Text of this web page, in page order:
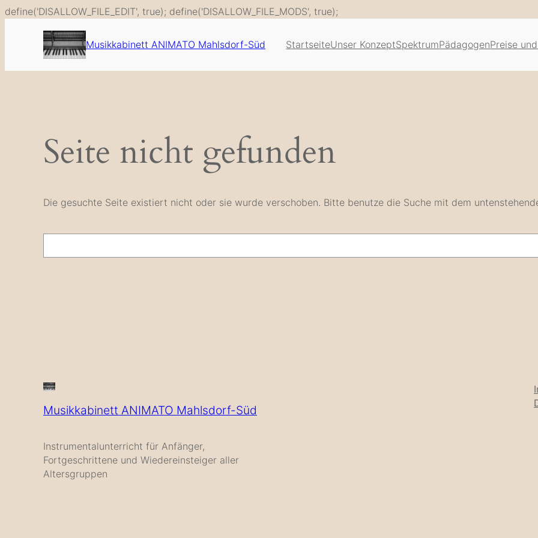
define('DISALLOW_FILE_EDIT', true); define('DISALLOW_FILE_MODS', true);
springen
Musikkabinett ANIMATO Mahlsdorf-Süd StartseiteUnser KonzeptSpektrumPädagogenPreise
Seite nicht gefunden
Die gesuchte Seite existiert nicht oder sie wurde verschoben. Bitte benutze die Suche mit dem
Musikkabinett ANIMATO Mahlsdorf-Süd
Instrumentalunterricht für Anfänger,
Fortgeschrittene und Wiedereinsteiger aller
Altersgruppen